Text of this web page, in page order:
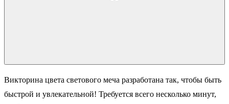
Викторина цвета светового меча разработана так, чтобы быть
быстрой и увлекательной! Требуется всего несколько минут,